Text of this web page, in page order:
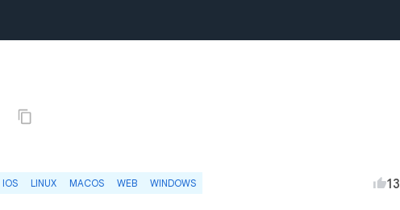
IOS LINUX MACOS WEB WINDOWS 13